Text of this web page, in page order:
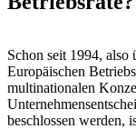
Schon seit 1994, also
Europäischen
multinationalen
beschlossen werden,